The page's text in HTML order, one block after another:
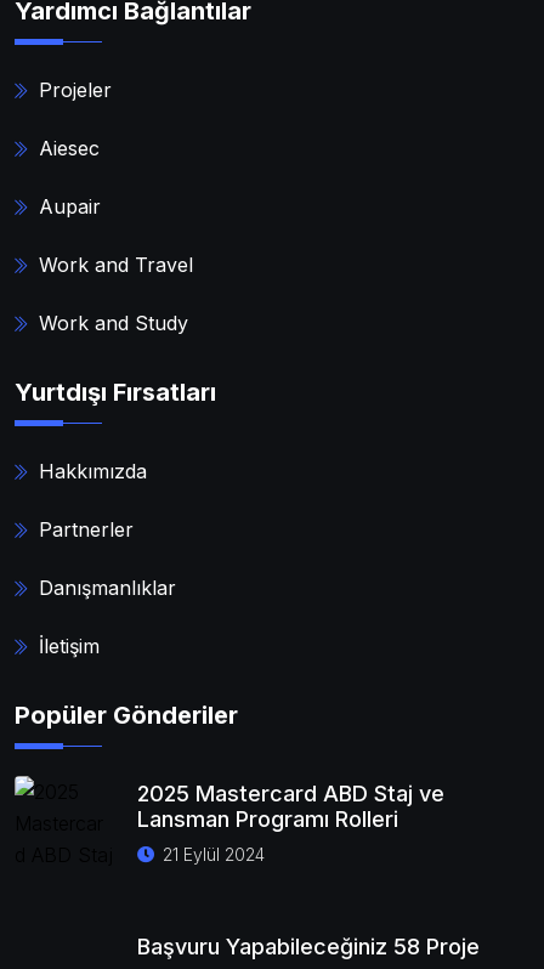
Yardımcı Bağlantılar
Projeler
Aiesec
Aupair
Work and Travel
Work and Study
Yurtdışı Fırsatları
Hakkımızda
Partnerler
Danışmanlıklar
İletişim
Popüler Gönderiler
2025 Mastercard ABD Staj ve
Lansman Programı Rolleri
21 Eylül 2024
Başvuru Yapabileceğiniz 58 Proje